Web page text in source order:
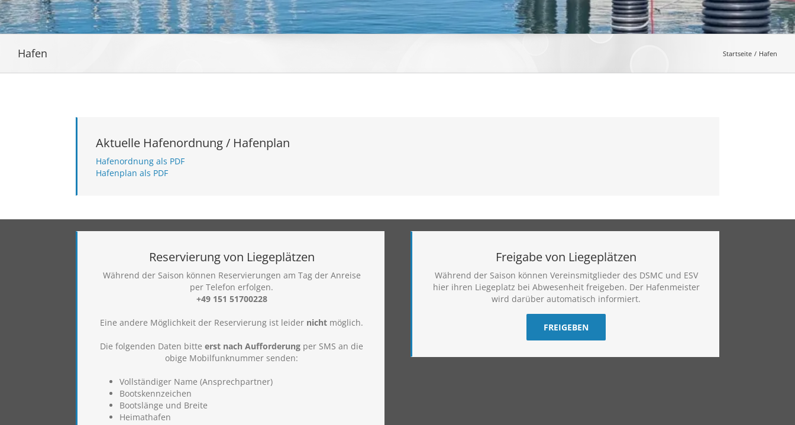
Hafen Startseite Hafen
Aktuelle Hafenordnung / Hafenplan
Hafenordnung als PDF
Hafenplan als PDF
Reservierung von Liegeplätzen
Während der Saison können Reservierungen am Tag der Anreise
per Telefon erfolgen.
+49 151 51700228
Eine andere Möglichkeit der Reservierung ist leider nicht möglich.
Die folgenden Daten bitteerst nach Aufforderung per SMS an die
obige Mobilfunknummer senden:
Vollständiger Name (Ansprechpartner)
Bootskennzeichen
Bootslänge und Breite
Heimathafen
Freigabe von Liegeplätzen
Während der Saison können Vereinsmitglieder des DSMC und ESV
hier ihren Liegeplatz bei Abwesenheit freigeben. Der Hafenmeister
wird darüber automatisch informiert.
FREIGEBEN